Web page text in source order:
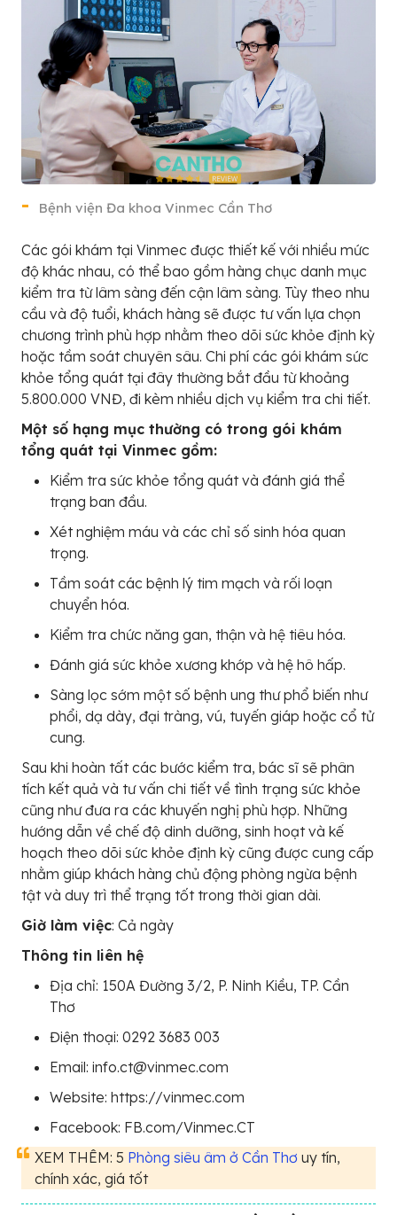
Bệnh viện Đa khoa Vinmec Cần Thơ
Các gói khám tại Vinmec được thiết kế với nhiều mức
độ khác nhau, có thể bao gồm hàng chục danh mục
kiểm tra từ lâm sàng đến cận lâm sàng. Tùy theo nhu
cầu và độ tuổi, khách hàng sẽ được tư vấn lựa chọn
chương trình phù hợp nhằm theo dõi sức khỏe định kỳ
hoặc tầm soát chuyên sâu. Chi phí các gói khám sức
khỏe tổng quát tại đây thường bắt đầu từ khoảng
5.800.000 VNĐ, đi kèm nhiều dịch vụ kiểm tra chi tiết.
Một số hạng mục thường có trong gói khám
tổng quát tại Vinmec gồm:
Kiểm tra sức khỏe tổng quát và đánh giá thể
trạng ban đầu.
Xét nghiệm máu và các chỉ số sinh hóa quan
trọng.
Tầm soát các bệnh lý tim mạch và rối loạn
chuyển hóa.
Kiểm tra chức năng gan, thận và hệ tiêu hóa.
Đánh giá sức khỏe xương khớp và hệ hô hấp.
Sàng lọc sớm một số bệnh ung thư phổ biến như
phổi, dạ dày, đại tràng, vú, tuyến giáp hoặc cổ tử
cung.
Sau khi hoàn tất các bước kiểm tra, bác sĩ sẽ phân
tích kết quả và tư vấn chi tiết về tình trạng sức khỏe
cũng như đưa ra các khuyến nghị phù hợp. Những
hướng dẫn về chế độ dinh dưỡng, sinh hoạt và kế
hoạch theo dõi sức khỏe định kỳ cũng được cung cấp
nhằm giúp khách hàng chủ động phòng ngừa bệnh
tật và duy trì thể trạng tốt trong thời gian dài.
Giờ làm việc: Cả ngày
Thông tin liên hệ
Địa chỉ: 150A Đường 3/2, P. Ninh Kiều, TP. Cần
Thơ
Điện thoại: 0292 3683 003
Email: info.ct@vinmec.com
Website: https://vinmec.com
Facebook: FB.com/Vinmec.CT
XEM THÊM: 5 Phòng siêu âm ở Cần Thơ uy tín,
chính xác, giá tốt